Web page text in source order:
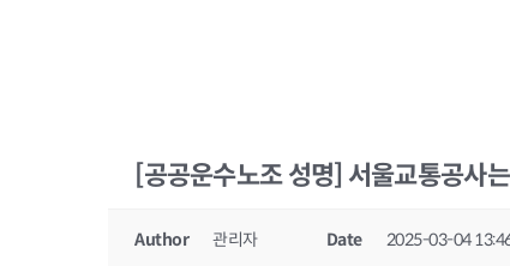
[공공운수노조 성명] 서울교통공사
Author 관리자 Date 2025-03-04